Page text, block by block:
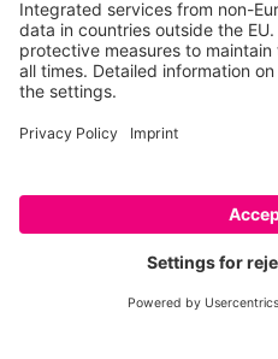
DE EN RO
Imprimare